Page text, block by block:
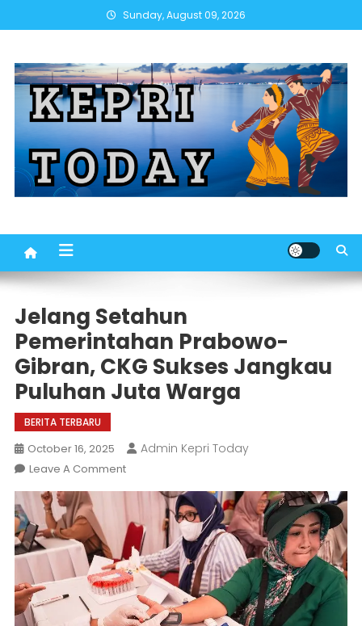
to
Sunday, August 09, 2026
Jelang Setahun
Pemerintahan Prabowo-
Gibran, CKG Sukses Jangkau
Puluhan Juta Warga
BERITA TERBARU
October 16, 2025 Admin Kepri Today
Leave A CommentOn
Setahun
Pemerintahan
Prabowo-
Gibran,
CKG
Sukses
Jangkau